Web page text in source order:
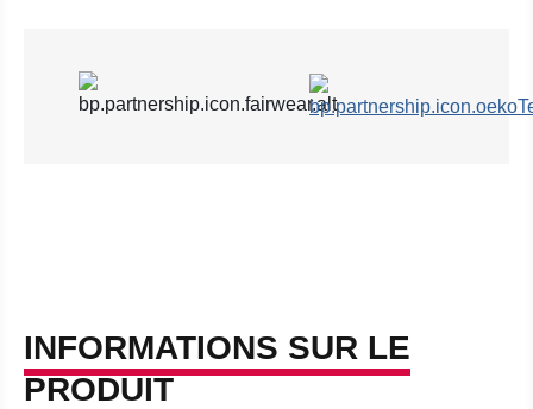
INFORMATIONS SUR LE
PRODUIT